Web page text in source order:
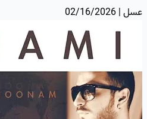
عسل | 02/16/2026